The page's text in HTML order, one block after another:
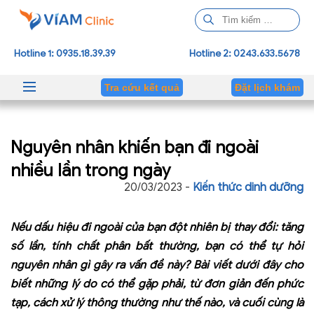
ì
m
h
Hotline 1: 0935.18.39.39 Hotline 2: 0243.633.5678
Tra cứu kết quả Đặt lịch khám
Nguyên nhân khiến bạn đi ngoài
nhiều lần trong ngày
20/03/2023 - Kiến thức dinh dưỡng
Nếu dấu hiệu đi ngoài của bạn đột nhiên bị thay đổi: tăng
số lần, tính chất phân bất thường, bạn có thể tự hỏi
nguyên nhân gì gây ra vấn đề này? Bài viết dưới đây cho
biết những lý do có thể gặp phải, từ đơn giản đến phức
tạp, cách xử lý thông thường như thế nào, và cuối cùng là